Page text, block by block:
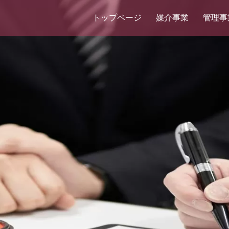
トップページ 媒介事業 管理事